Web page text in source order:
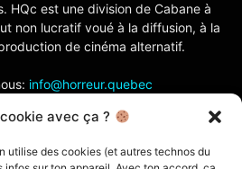
avec ça ?
utilise des cookies (et autres technos du
HQc est une division de Cabane à
non lucratif voué à la diffusion, à la
de cinéma alternatif.
info@horreur.quebec
NOUS